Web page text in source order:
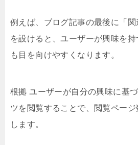
例えば、ブログ記事の最後に「
を設けると、ユーザーが興味を
も目を向けやすくなります。
根拠 ユーザーが自分の興味に基
ツを閲覧することで、閲覧ペー
します。